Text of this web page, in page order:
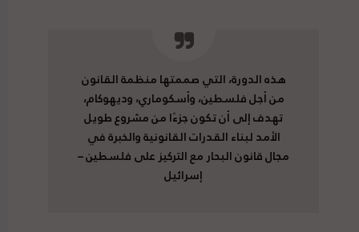
هذه الدورة، التي صممتها منظمة القانون
من أجل فلسطين، وأسكوماري، وديهوكام،
تهدف إلى أن تكون جزءًا من مشروع طويل
الأمد لبناء القدرات القانونية والخبرة في
مجال قانون البحار مع التركيز على فلسطين –
إسرائيل